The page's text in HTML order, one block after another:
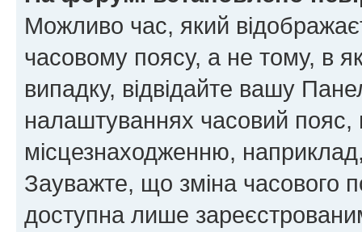
Можливо час, який
часовому поясу, а не тому, в
випадку, відвідайте вашу
налаштуваннях часовий пояс,
місцезнаходженню,
Зауважте, що зміна часового
доступна лише